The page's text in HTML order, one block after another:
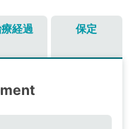
経過 保定